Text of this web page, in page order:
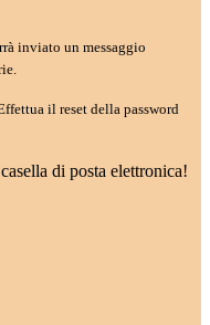
inviato un messaggio
il reset della password
di posta elettronica!